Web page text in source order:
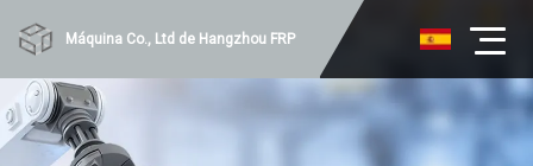
Máquina Co., Ltd de Hangzhou FRP